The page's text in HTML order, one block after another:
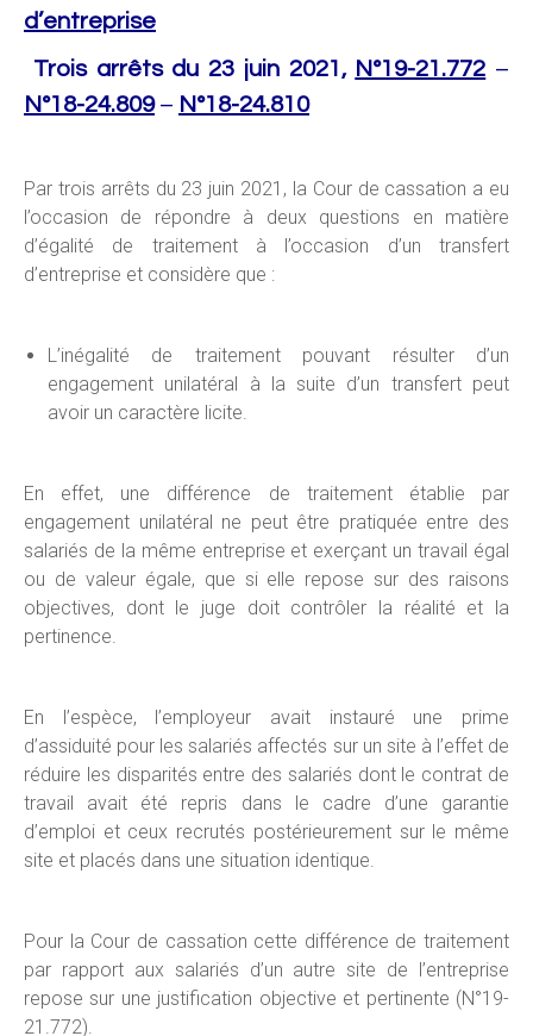
d’entreprise
Trois arrêts du 23 juin 2021, N°19-21.772 –
N°18-24.809– N°18-24.810
Par trois arrêts du 23 juin 2021, la Cour de cassation a eu
l’occasion de répondre à deux questions en matière
d’égalité de traitement à l’occasion d’un transfert
d’entreprise et considère que :
L’inégalité de traitement pouvant résulter d’un
engagement unilatéral à la suite d’un transfert peut
avoir un caractère licite.
En effet, une différence de traitement établie par
engagement unilatéral ne peut être pratiquée entre des
salariés de la même entreprise et exerçant un travail égal
ou de valeur égale, que si elle repose sur des raisons
objectives, dont le juge doit contrôler la réalité et la
pertinence.
En l’espèce, l’employeur avait instauré une prime
d’assiduité pour les salariés affectés sur un site à l’effet de
réduire les disparités entre des salariés dont le contrat de
travail avait été repris dans le cadre d’une garantie
d’emploi et ceux recrutés postérieurement sur le même
site et placés dans une situation identique.
Pour la Cour de cassation cette différence de traitement
par rapport aux salariés d’un autre site de l’entreprise
repose sur une justification objective et pertinente (N°19-
21.772).